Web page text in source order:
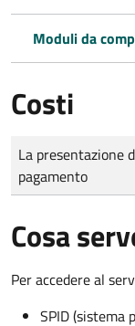
Moduli da
Costi
Tipo di pagamento
Importo
La presentazione
pagamento
Cosa
Per accedere al
SPID (sistema